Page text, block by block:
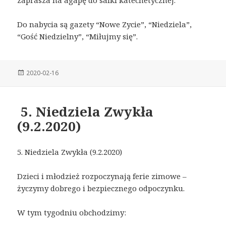
Do nabycia są gazety “Nowe Zycie”, “Niedziela”,
“Gość Niedzielny”, “Miłujmy się”.
Posted
2020-02-16
5. Niedziela Zwykła
(9.2.2020)
5. Niedziela Zwykła (9.2.2020)
Dzieci i młodzież rozpoczynają ferie zimowe –
życzymy dobrego i bezpiecznego odpoczynku.
W tym tygodniu obchodzimy: